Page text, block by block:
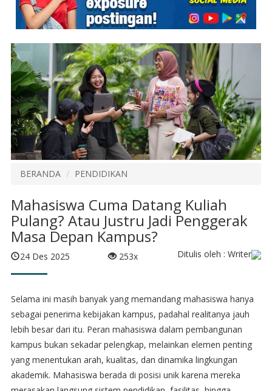
BERANDA PENDIDIKAN
Mahasiswa Cuma Datang Kuliah
Pulang? Atau Justru Jadi Penggerak
Masa Depan Kampus?
24 Des 2025 253x Ditulis oleh : Writer
Selama ini masih banyak yang memandang mahasiswa hanya
sebagai penerima kebijakan kampus, padahal realitanya jauh
lebih besar dari itu. Peran mahasiswa dalam pembangunan
kampus bukan sekadar pelengkap, melainkan elemen penting
yang menentukan arah, kualitas, dan dinamika lingkungan
akademik. Mahasiswa berada di posisi unik karena mereka